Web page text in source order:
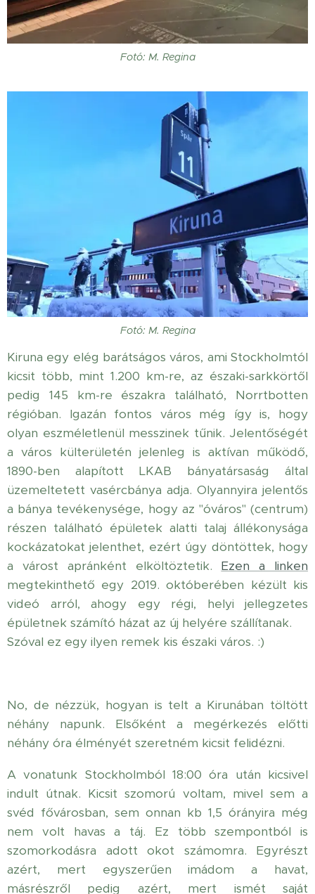
Fotó: M. Regina
Fotó: M. Regina
Kiruna egy elég barátságos város, ami Stockholmtól
kicsit több, mint 1.200 km-re, az északi-sarkkörtől
pedig 145 km-re északra található, Norrtbotten
régióban. Igazán fontos város még így is, hogy
olyan eszméletlenül messzinek tűnik. Jelentőségét
a város külterületén jelenleg is aktívan működő,
1890-ben alapított LKAB bányatársaság által
üzemeltetett vasércbánya adja. Olyannyira jelentős
a bánya tevékenysége, hogy az "óváros" (centrum)
részen található épületek alatti talaj állékonysága
kockázatokat jelenthet, ezért úgy döntöttek, hogy
a várost apránként elköltöztetik. Ezen a linken
megtekinthető egy 2019. októberében kézült kis
videó arról, ahogy egy régi, helyi jellegzetes
épületnek számító házat az új helyére szállítanak.
Szóval ez egy ilyen remek kis északi város. :)
No, de nézzük, hogyan is telt a Kirunában töltött
néhány napunk. Elsőként a megérkezés előtti
néhány óra élményét szeretném kicsit felidézni.
A vonatunk Stockholmból 18:00 óra után kicsivel
indult útnak. Kicsit szomorú voltam, mivel sem a
svéd fővárosban, sem onnan kb 1,5 órányira még
nem volt havas a táj. Ez több szempontból is
szomorkodásra adott okot számomra. Egyrészt
azért, mert egyszerűen imádom a havat,
másrészről pedig azért, mert ismét saját